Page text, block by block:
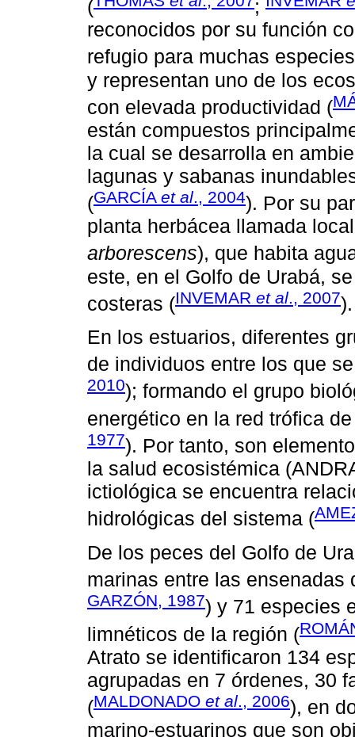
( ;
reconocidos por su función
refugio para muchas
y representan uno de los
con elevada productividad (
están compuestos
la cual se desarrolla en
lagunas y sabanas
(GARCÍA et al., 2004). Por su
planta herbácea llamada
arborescens), que habita
este, en el Golfo de Urabá,
costeras (INVEMAR et al., 2007).
En los estuarios, diferentes
de individuos entre los que
2010); formando el grupo
energético en la red trófica
1977). Por tanto, son
la salud ecosistémica
ictiológica se encuentra
hidrológicas del sistema (
De los peces del Golfo de
marinas entre las ensenadas
GARZÓN, 1987) y 71 especies
limnéticos de la región (
Atrato se identificaron 134
agrupadas en 7 órdenes, 30
(MALDONADO et al., 2006), en
marino-estuarinos que son